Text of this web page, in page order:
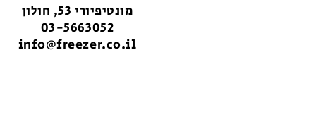
מונטיפיורי 53, חולון
03-5663052
info@freezer.co.il